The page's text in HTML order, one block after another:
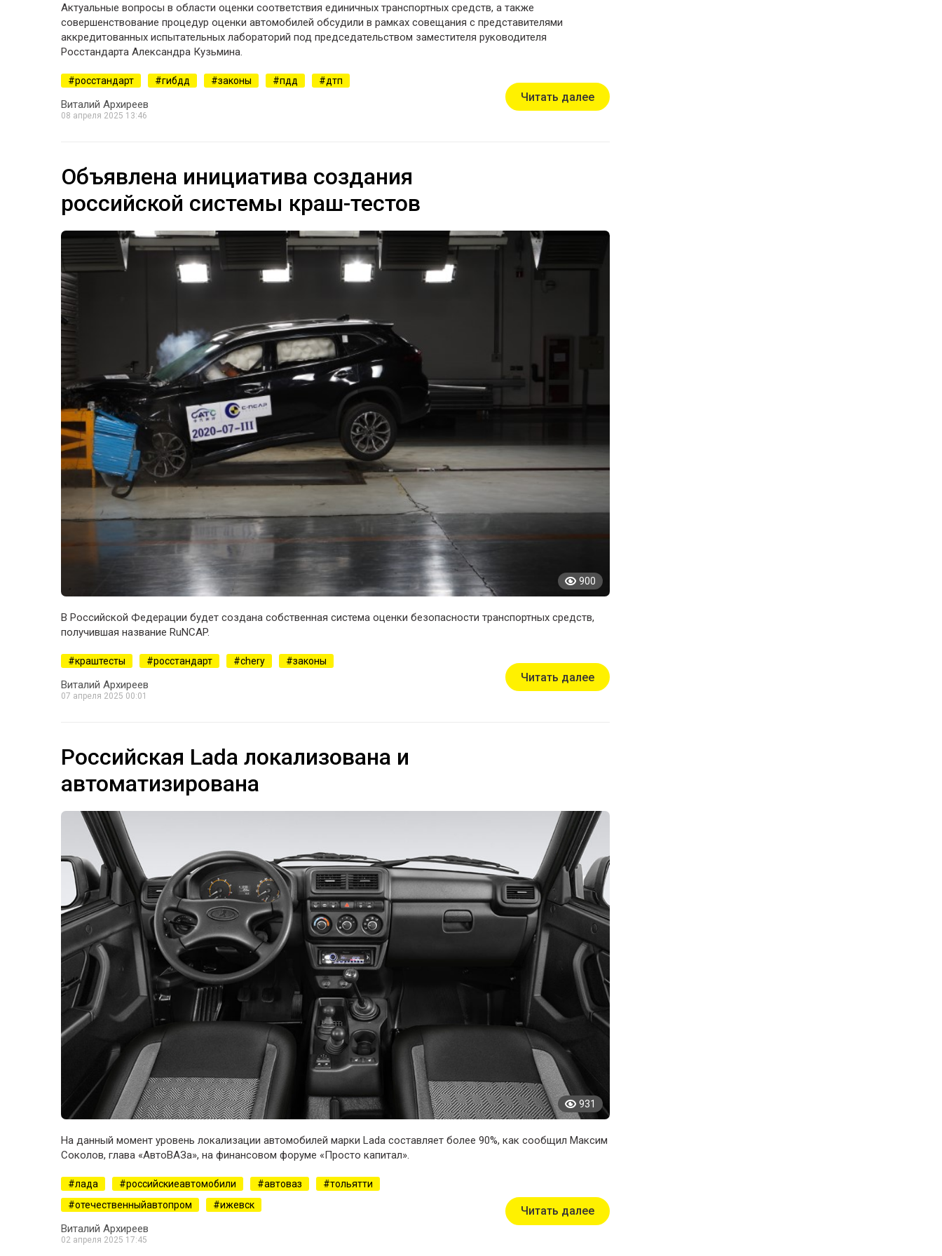
Актуальные вопросы в области оценки соответствия единичных транспортных средств, а также
совершенствование процедур оценки автомобилей обсудили в рамках совещания с представителями
аккредитованных испытательных лабораторий под председательством заместителя руководителя
Росстандарта Александра Кузьмина.
росстандарт гибдд законы пдд дтп
Виталий Архиреев
08 апреля 2025 13:46
Читать далее
Объявлена инициатива создания
российской системы краш-тестов
900
В Российской Федерации будет создана собственная система оценки безопасности транспортных средств,
получившая название RuNCAP.
краштесты росстандарт chery законы
Виталий Архиреев
07 апреля 2025 00:01
Читать далее
Российская Lada локализована и
автоматизирована
931
На данный момент уровень локализации автомобилей марки Lada составляет более 90%, как сообщил Максим
Соколов, глава «АвтоВАЗа», на финансовом форуме «Просто капитал».
лада российскиеавтомобили автоваз
тольятти
отечественныйавтопром
ижевск
Виталий Архиреев
02 апреля 2025 17:45
Читать далее